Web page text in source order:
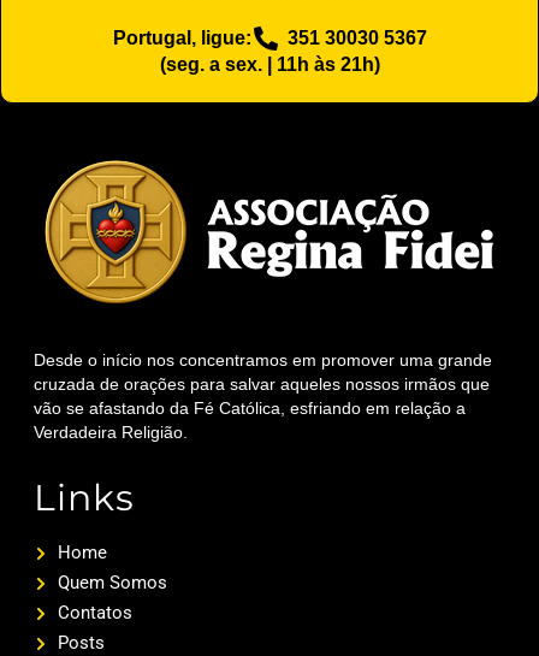
Portugal, ligue:
351 30030 5367
(seg. a sex. | 11h às 21h)
Desde o início nos concentramos em promover uma grande
cruzada de orações para salvar aqueles nossos irmãos que
vão se afastando da Fé Católica, esfriando em relação a
Verdadeira Religião.
Links
Home
Quem Somos
Contatos
Posts